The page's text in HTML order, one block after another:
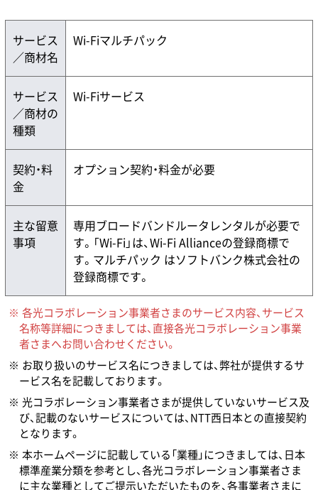
サービス
／商材名
Wi-Fiマルチパック
サービス
／商材の
種類
Wi-Fiサービス
契約・料
金
オプション契約・料金が必要
主な留意
事項
専用ブロードバンドルータレンタルが必要で
す。「Wi-Fi」は、Wi-Fi Allianceの登録商標で
す。マルチパック はソフトバンク株式会社の
登録商標です。
各光コラボレーション事業者さまのサービス内容、サービス
名称等詳細につきましては、直接各光コラボレーション事業
者さまへお問い合わせください。
お取り扱いのサービス名につきましては、弊社が提供するサ
ービス名を記載しております。
光コラボレーション事業者さまが提供していないサービス及
び、記載のないサービスについては、NTT西日本との直接契約
となります。
本ホームページに記載している「業種」につきましては、日本
標準産業分類を参考とし、各光コラボレーション事業者さま
に主な業種としてご提示いただいたものを、各事業者さまに